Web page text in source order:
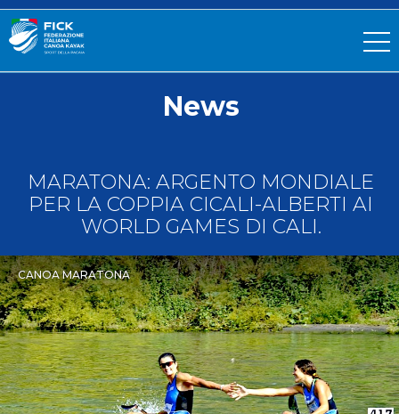
News
MARATONA: ARGENTO MONDIALE
PER LA COPPIA CICALI-ALBERTI AI
WORLD GAMES DI CALI.
CANOA MARATONA